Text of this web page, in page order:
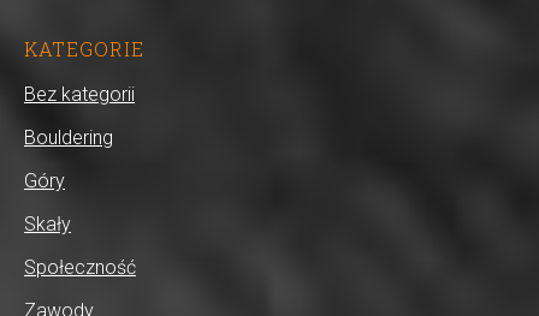
KATEGORIE
Bez kategorii
Bouldering
Góry
Skały
Społeczność
Zawody